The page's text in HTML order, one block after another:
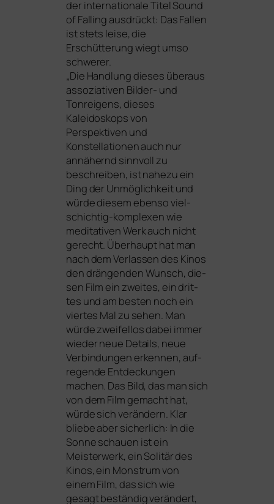
der inter­na­tio­na­le Titel Sound
of Falling aus­drückt: Das Fallen
ist stets lei­se, die
Erschütterung wiegt umso
schwe­rer.
„Die Handlung die­ses über­aus
asso­zia­ti­ven Bilder- und
Tonreigens, die­ses
Kaleidoskops von
Perspektiven und
Konstellationen auch nur
annä­hernd sinn­voll zu
beschrei­ben, ist nahe­zu ein
Ding der Unmöglichkeit und
wür­de die­sem eben­so viel­
schich­tig-kom­ple­xen wie
medi­ta­ti­ven Werk auch nicht
gerecht. Überhaupt hat man
nach dem Verlassen des Kinos
den drän­gen­den Wunsch, die­
sen Film ein zwei­tes, ein drit­
tes und am bes­ten noch ein
vier­tes Mal zu sehen. Man
wür­de zwei­fel­los dabei immer
wie­der neue Details, neue
Verbindungen erken­nen, auf­
re­gen­de Entdeckungen
machen. Das Bild, das man sich
von dem Film gemacht hat,
wür­de sich ver­än­dern. Klar
blie­be aber sicher­lich: In die
Sonne schau­en ist ein
Meisterwerk, ein Solitär des
Kinos, ein Monstrum von
einem Film, das sich wie
gesagt bestän­dig ver­än­dert,